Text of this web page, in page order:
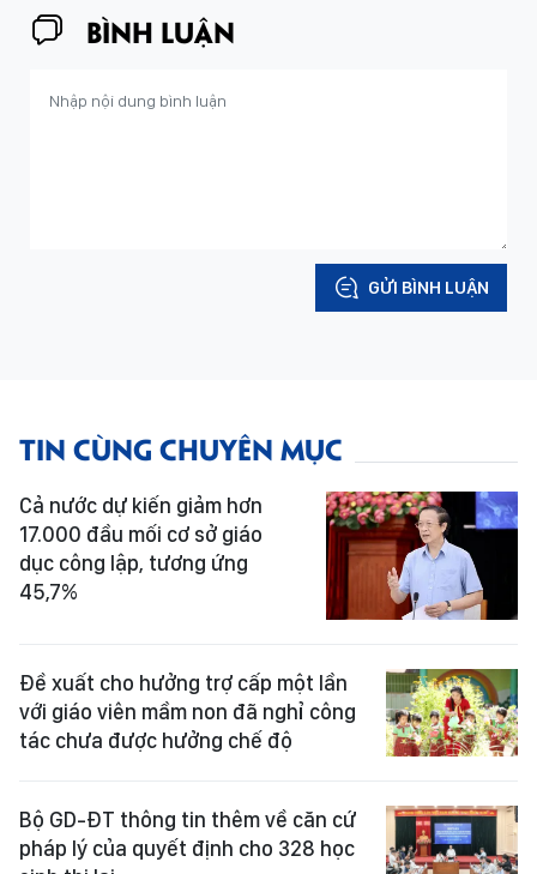
BÌNH LUẬN
GỬI BÌNH LUẬN
TIN CÙNG CHUYÊN MỤC
Cả nước dự kiến giảm hơn
17.000 đầu mối cơ sở giáo
dục công lập, tương ứng
45,7%
Đề xuất cho hưởng trợ cấp một lần
với giáo viên mầm non đã nghỉ công
tác chưa được hưởng chế độ
Bộ GD-ĐT thông tin thêm về căn cứ
pháp lý của quyết định cho 328 học